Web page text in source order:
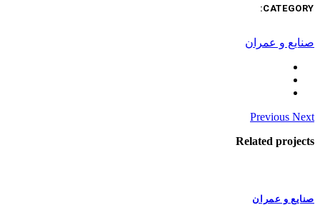
CATEGORY:
صنایع و عمران
Previous Next
Related projects
صنایع و عمران